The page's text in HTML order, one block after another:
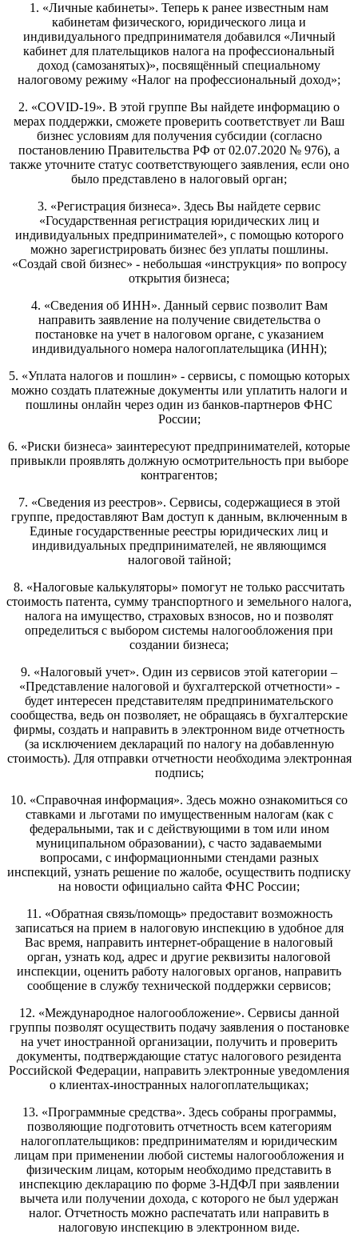
1. «Личные кабинеты». Теперь к ранее известным нам
кабинетам физического, юридического лица и
индивидуального предпринимателя добавился «Личный
кабинет для плательщиков налога на профессиональный
доход (самозанятых)», посвящённый специальному
налоговому режиму «Налог на профессиональный доход»;
2. «COVID-19». В этой группе Вы найдете информацию о
мерах поддержки, сможете проверить соответствует ли Ваш
бизнес условиям для получения субсидии (согласно
постановлению Правительства РФ от 02.07.2020 № 976), а
также уточните статус соответствующего заявления, если оно
было представлено в налоговый орган;
3. «Регистрация бизнеса». Здесь Вы найдете сервис
«Государственная регистрация юридических лиц и
индивидуальных предпринимателей», с помощью которого
можно зарегистрировать бизнес без уплаты пошлины.
«Создай свой бизнес» - небольшая «инструкция» по вопросу
открытия бизнеса;
4. «Сведения об ИНН». Данный сервис позволит Вам
направить заявление на получение свидетельства о
постановке на учет в налоговом органе, с указанием
индивидуального номера налогоплательщика (ИНН);
5. «Уплата налогов и пошлин» - сервисы, с помощью которых
можно создать платежные документы или уплатить налоги и
пошлины онлайн через один из банков-партнеров ФНС
России;
6. «Риски бизнеса» заинтересуют предпринимателей, которые
привыкли проявлять должную осмотрительность при выборе
контрагентов;
7. «Сведения из реестров». Сервисы, содержащиеся в этой
группе, предоставляют Вам доступ к данным, включенным в
Единые государственные реестры юридических лиц и
индивидуальных предпринимателей, не являющимся
налоговой тайной;
8. «Налоговые калькуляторы» помогут не только рассчитать
стоимость патента, сумму транспортного и земельного налога,
налога на имущество, страховых взносов, но и позволят
определиться с выбором системы налогообложения при
создании бизнеса;
9. «Налоговый учет». Один из сервисов этой категории –
«Представление налоговой и бухгалтерской отчетности» -
будет интересен представителям предпринимательского
сообщества, ведь он позволяет, не обращаясь в бухгалтерские
фирмы, создать и направить в электронном виде отчетность
(за исключением деклараций по налогу на добавленную
стоимость). Для отправки отчетности необходима электронная
подпись;
10. «Справочная информация». Здесь можно ознакомиться со
ставками и льготами по имущественным налогам (как с
федеральными, так и с действующими в том или ином
муниципальном образовании), с часто задаваемыми
вопросами, с информационными стендами разных
инспекций, узнать решение по жалобе, осуществить подписку
на новости официально сайта ФНС России;
11. «Обратная связь/помощь» предоставит возможность
записаться на прием в налоговую инспекцию в удобное для
Вас время, направить интернет-обращение в налоговый
орган, узнать код, адрес и другие реквизиты налоговой
инспекции, оценить работу налоговых органов, направить
сообщение в службу технической поддержки сервисов;
12. «Международное налогообложение». Сервисы данной
группы позволят осуществить подачу заявления о постановке
на учет иностранной организации, получить и проверить
документы, подтверждающие статус налогового резидента
Российской Федерации, направить электронные уведомления
о клиентах-иностранных налогоплательщиках;
13. «Программные средства». Здесь собраны программы,
позволяющие подготовить отчетность всем категориям
налогоплательщиков: предпринимателям и юридическим
лицам при применении любой системы налогообложения и
физическим лицам, которым необходимо представить в
инспекцию декларацию по форме 3-НДФЛ при заявлении
вычета или получении дохода, с которого не был удержан
налог. Отчетность можно распечатать или направить в
налоговую инспекцию в электронном виде.